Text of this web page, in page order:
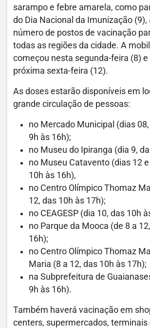
sarampo e febre amarela, como
do Dia Nacional da Imunização
número de postos de vacinação
todas as regiões da cidade. A
começou nesta segunda-feira (8) e
próxima sexta-feira (12).
As doses estarão disponíveis em
grande circulação de pessoas:
no Mercado Municipal (dias
9h às 16h);
no Museu do Ipiranga (dia 9,
no Museu Catavento (dias 12
10h às 16h),
no Centro Olímpico Thomaz
12, das 10h às 17h);
no CEAGESP (dia 10, das 10h
no Parque da Mooca (de 8 a
16h);
no Centro Olímpico Thomaz
Maria (8 a 12, das 10h às 17h);
na Subprefeitura de
9h às 16h).
Também haverá vacinação em
centers, supermercados, terminais